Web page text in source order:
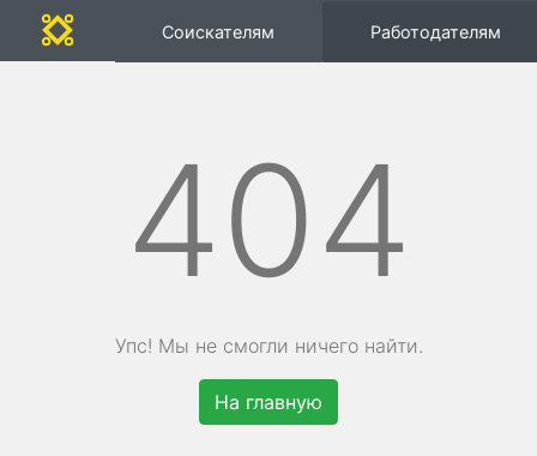
Соискателям Работодателям
404
Упс! Мы не смогли ничего найти.
На главную